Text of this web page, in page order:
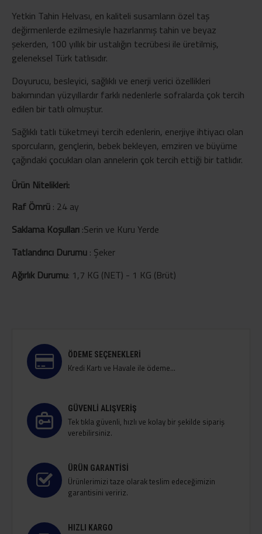
Yetkin Tahin Helvası, en kaliteli susamların özel taş
değirmenlerde ezilmesiyle hazırlanmış tahin ve beyaz
şekerden, 100 yıllık bir ustalığın tecrübesi ile üretilmiş,
geleneksel Türk tatlısıdır.
Doyurucu, besleyici, sağlıklı ve enerji verici özellikleri
bakımından yüzyıllardır farklı nedenlerle sofralarda çok tercih
edilen bir tatlı olmuştur.
Sağlıklı tatlı tüketmeyi tercih edenlerin, enerjiye ihtiyacı olan
sporcuların, gençlerin, bebek bekleyen, emziren ve büyüme
çağındaki çocukları olan annelerin çok tercih ettiği bir tatlıdır.
Ürün Nitelikleri:
Raf Ömrü : 24 ay
Saklama Koşulları :Serin ve Kuru Yerde
Tatlandırıcı Durumu : Şeker
Ağırlık Durumu: 1,7 KG (NET) - 1 KG (Brüt)
ÖDEME SEÇENEKLERI
Kredi Kartı ve Havale ile ödeme...
GÜVENLI ALIŞVERIŞ
Tek tıkla güvenli, hızlı ve kolay bir şekilde sipariş
verebilirsiniz.
ÜRÜN GARANTISI
Ürünlerimizi taze olarak teslim edeceğimizin
garantisini veririz.
HIZLI KARGO